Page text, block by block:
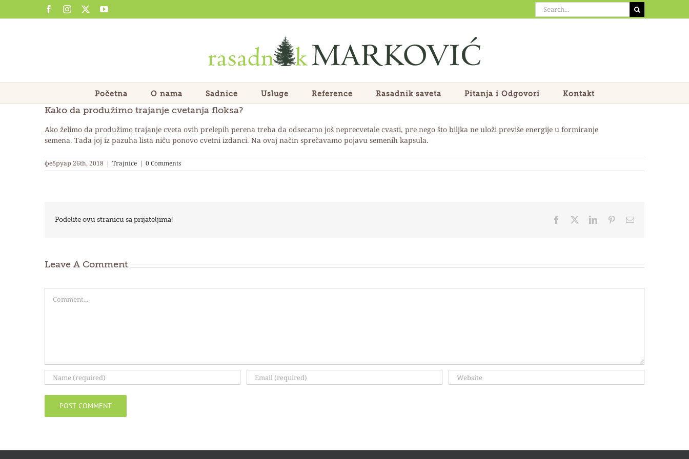
FacebookInstagram YouTube
Search
for:
Početna O nama Sadnice Usluge Reference Rasadnik saveta Pitanja i Odgovori Kontakt
Kako da produžimo trajanje cvetanja floksa?
Ako želimo da produžimo trajanje cveta ovih prelepih perena treba da odsecamo još neprecvetale cvasti, pre nego što biljka ne uloži previše energije u formiranje
semena. Tada joj iz pazuha lista niču ponovo cvetni izdanci. Na ovaj način sprečavamo pojavu semenih kapsula.
фебруар 26th, 2018 | Trajnice | 0 Comments
Podelite ovu stranicu sa prijateljima! Facebook LinkedInPinterestEmail
Leave A Comment